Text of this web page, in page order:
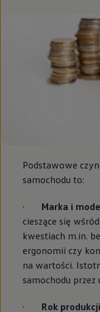
Podstawowe
samochodu to:
· Marka i
cieszące się
kwestiach m.in.
ergonomii czy
na wartości.
samochodu
· Rok produkcji